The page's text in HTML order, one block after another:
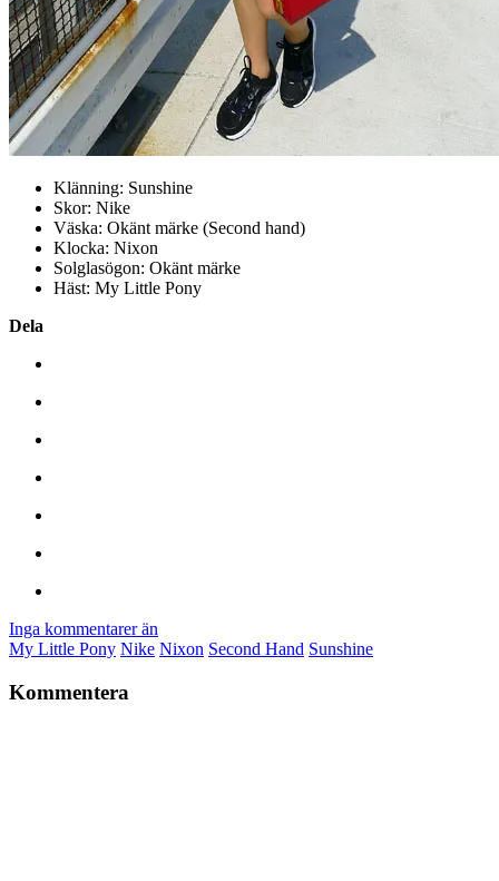
Klänning: Sunshine
Skor: Nike
Väska: Okänt märke (Second hand)
Klocka: Nixon
Solglasögon: Okänt märke
Häst: My Little Pony
Dela
Inga kommentarer än
My Little Pony Nike Nixon Second Hand Sunshine
Kommentera